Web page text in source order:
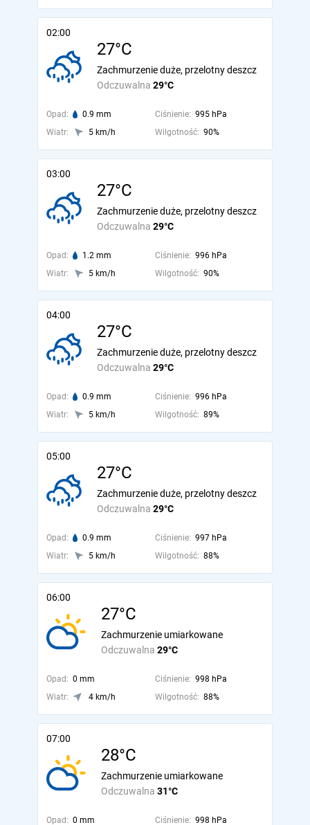
02:00
27°C
Odczuwalna 29°C
Zachmurzenie duże, przelotny deszcz
Opad: 0.9 mm Ciśnienie: 995 hPa
Wiatr:
5 km/h Wilgotność: 90%
03:00
27°C
Odczuwalna 29°C
Zachmurzenie duże, przelotny deszcz
Opad: 1.2 mm Ciśnienie: 996 hPa
Wiatr:
5 km/h Wilgotność: 90%
04:00
27°C
Odczuwalna 29°C
Zachmurzenie duże, przelotny deszcz
Opad: 0.9 mm Ciśnienie: 996 hPa
Wiatr:
5 km/h Wilgotność: 89%
05:00
27°C
Odczuwalna 29°C
Zachmurzenie duże, przelotny deszcz
Opad: 0.9 mm Ciśnienie: 997 hPa
Wiatr:
5 km/h Wilgotność: 88%
06:00
27°C
Odczuwalna 29°C
Zachmurzenie umiarkowane
Opad: 0 mm Ciśnienie: 998 hPa
Wiatr:
4 km/h Wilgotność: 88%
07:00
28°C
Odczuwalna 31°C
Zachmurzenie umiarkowane
Opad: 0 mm Ciśnienie: 998 hPa